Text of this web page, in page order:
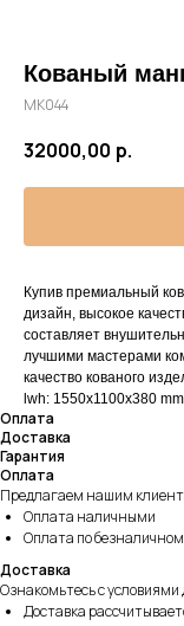
Кованый
МК044
32000,00 р.
Купив премиальный
дизайн, высокое
составляет
лучшими мастерами
качество кованого
lwh: 1550x1100x380 mm
Оплата
Доставка
Гарантия
Оплата
Предлагаем нашим
Оплата наличными
Оплата по
Доставка
Ознакомьтесь с условиями
Доставка